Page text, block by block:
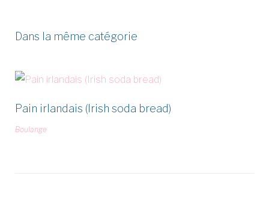
Dans la même catégorie
Pain irlandais (Irish soda bread)
Boulange